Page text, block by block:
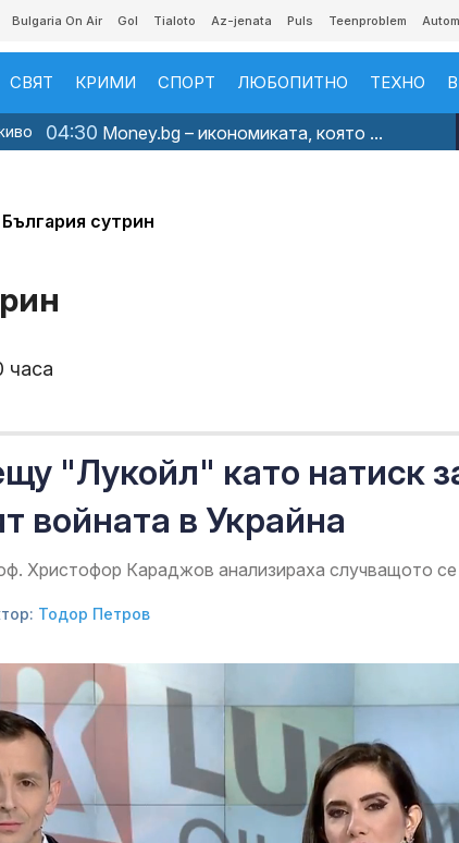
Bulgaria On Air Gol Tialoto Az-jenata Puls Teenproblem
СВЯТ КРИМИ СПОРТ ЛЮБОПИТНО ТЕХНО
04:30 Money.bg – икономиката, която ...
България сутрин
часа
"Лукойл" като натиск
войната в Украйна
Христофор Караджов анализираха случващото
Тодор Петров